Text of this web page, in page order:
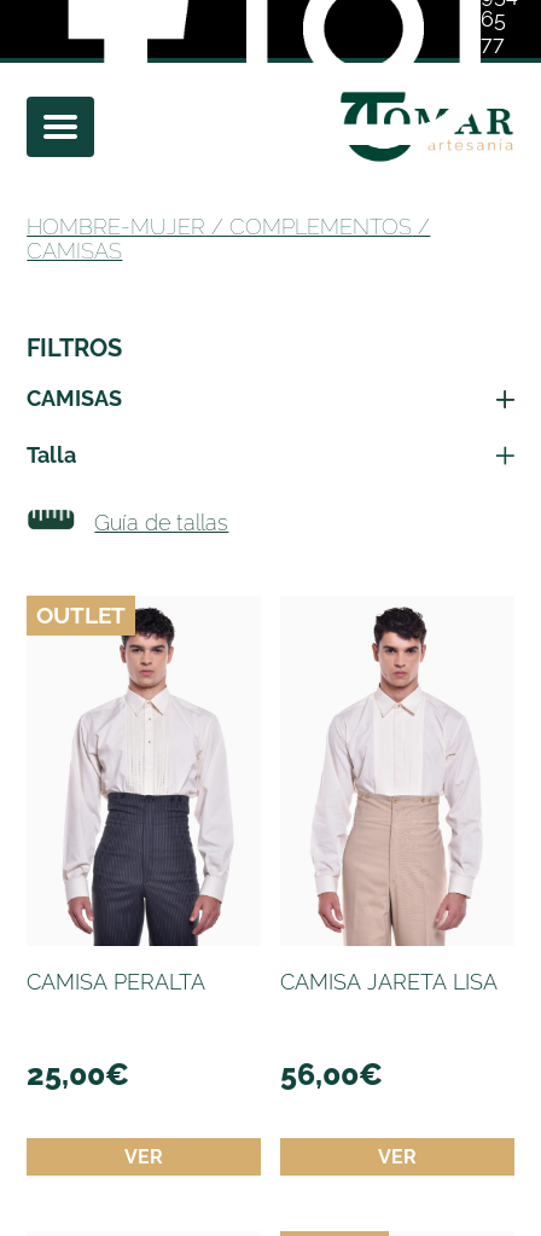
65
77
01
HOMBRE-MUJER /COMPLEMENTOS /
CAMISAS
FILTROS
CAMISAS
Talla
Guía de tallas
OUTLET
CAMISA PERALTA
25,00€
VER
CAMISA JARETA LISA
56,00€
VER